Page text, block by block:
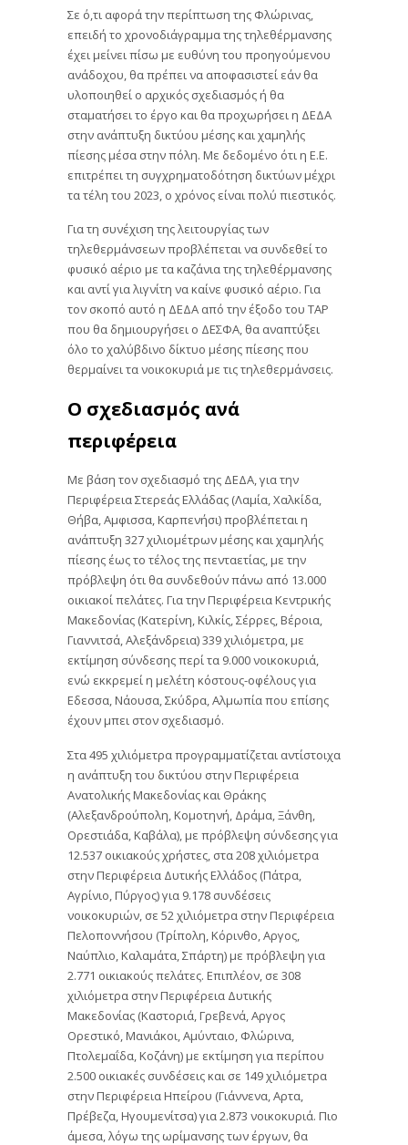
Σε ό,τι αφορά την περίπτωση της Φλώρινας,
επειδή το χρονοδιάγραμμα της τηλεθέρμανσης
έχει μείνει πίσω με ευθύνη του προηγούμενου
ανάδοχου, θα πρέπει να αποφασιστεί εάν θα
υλοποιηθεί ο αρχικός σχεδιασμός ή θα
σταματήσει το έργο και θα προχωρήσει η ΔΕΔΑ
στην ανάπτυξη δικτύου μέσης και χαμηλής
πίεσης μέσα στην πόλη. Με δεδομένο ότι η Ε.Ε.
επιτρέπει τη συγχρηματοδότηση δικτύων μέχρι
τα τέλη του 2023, ο χρόνος είναι πολύ πιεστικός.
Για τη συνέχιση της λειτουργίας των
τηλεθερμάνσεων προβλέπεται να συνδεθεί το
φυσικό αέριο με τα καζάνια της τηλεθέρμανσης
και αντί για λιγνίτη να καίνε φυσικό αέριο. Για
τον σκοπό αυτό η ΔΕΔΑ από την έξοδο του TAP
που θα δημιουργήσει ο ΔΕΣΦΑ, θα αναπτύξει
όλο το χαλύβδινο δίκτυο μέσης πίεσης που
θερμαίνει τα νοικοκυριά με τις τηλεθερμάνσεις.
Ο σχεδιασμός ανά
περιφέρεια
Με βάση τον σχεδιασμό της ΔΕΔΑ, για την
Περιφέρεια Στερεάς Ελλάδας (Λαμία, Χαλκίδα,
Θήβα, Αμφισσα, Καρπενήσι) προβλέπεται η
ανάπτυξη 327 χιλιομέτρων μέσης και χαμηλής
πίεσης έως το τέλος της πενταετίας, με την
πρόβλεψη ότι θα συνδεθούν πάνω από 13.000
οικιακοί πελάτες. Για την Περιφέρεια Κεντρικής
Μακεδονίας (Κατερίνη, Κιλκίς, Σέρρες, Βέροια,
Γιαννιτσά, Αλεξάνδρεια) 339 χιλιόμετρα, με
εκτίμηση σύνδεσης περί τα 9.000 νοικοκυριά,
ενώ εκκρεμεί η μελέτη κόστους-οφέλους για
Εδεσσα, Νάουσα, Σκύδρα, Αλμωπία που επίσης
έχουν μπει στον σχεδιασμό.
Στα 495 χιλιόμετρα προγραμματίζεται αντίστοιχα
η ανάπτυξη του δικτύου στην Περιφέρεια
Ανατολικής Μακεδονίας και Θράκης
(Αλεξανδρούπολη, Κομοτηνή, Δράμα, Ξάνθη,
Ορεστιάδα, Καβάλα), με πρόβλεψη σύνδεσης για
12.537 οικιακούς χρήστες, στα 208 χιλιόμετρα
στην Περιφέρεια Δυτικής Ελλάδος (Πάτρα,
Αγρίνιο, Πύργος) για 9.178 συνδέσεις
νοικοκυριών, σε 52 χιλιόμετρα στην Περιφέρεια
Πελοποννήσου (Τρίπολη, Κόρινθο, Αργος,
Ναύπλιο, Καλαμάτα, Σπάρτη) με πρόβλεψη για
2.771 οικιακούς πελάτες. Επιπλέον, σε 308
χιλιόμετρα στην Περιφέρεια Δυτικής
Μακεδονίας (Καστοριά, Γρεβενά, Αργος
Ορεστικό, Μανιάκοι, Αμύνταιο, Φλώρινα,
Πτολεμαΐδα, Κοζάνη) με εκτίμηση για περίπου
2.500 οικιακές συνδέσεις και σε 149 χιλιόμετρα
στην Περιφέρεια Ηπείρου (Γιάννενα, Αρτα,
Πρέβεζα, Ηγουμενίτσα) για 2.873 νοικοκυριά. Πιο
άμεσα, λόγω της ωρίμανσης των έργων, θα